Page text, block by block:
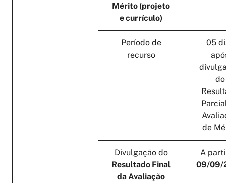
Mérito (projeto
e currículo)
Período de
recurso
05
do
de
Divulgação do
Resultado Final
da Avaliação
A
09/09/